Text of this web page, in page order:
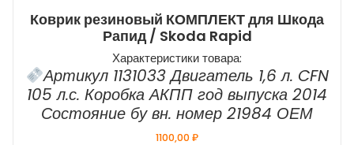
Коврик резиновый КОМПЛЕКТ для Шкода
Рапид / Skoda Rapid
Характеристики товара:
Артикул 1131033 Двигатель 1,6 л. CFN
105 л.с. Коробка АКПП год выпуска 2014
Состояние бу вн. номер 21984 ОЕМ
1100,00₽